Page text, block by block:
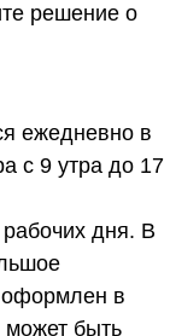
решение о
ежедневно в
с 9 утра до 17
рабочих дня. В
оформлен в
может быть